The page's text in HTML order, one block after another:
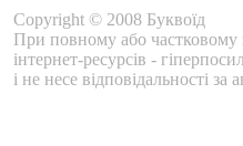
Copyright © 2008 Буквоїд
При повному або частковому
інтернет-ресурсів -
і не несе відповідальності за